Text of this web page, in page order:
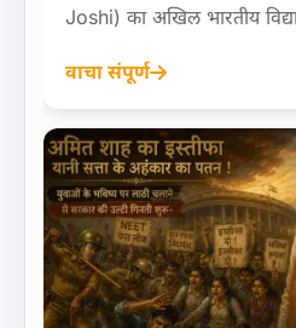
Joshi) का अखिल भारतीय
वाचा संपूर्ण